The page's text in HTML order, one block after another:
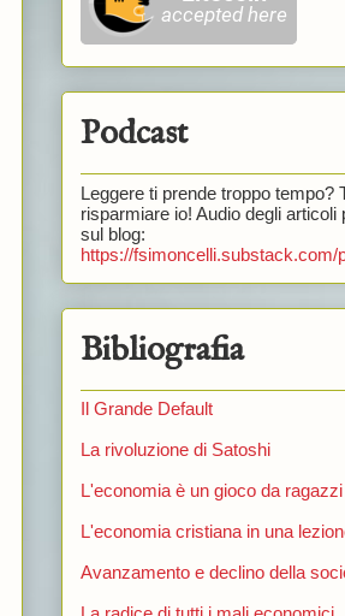
Podcast
Leggere ti prende troppo tempo?
risparmiare io! Audio degli articoli
sul blog:
https://fsimoncelli.substack.com/
Bibliografia
Il Grande Default
La rivoluzione di Satoshi
L'economia è un gioco da ragazzi
L'economia cristiana in una
Avanzamento e declino della